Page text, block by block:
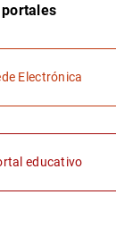
Electrónica
educativo